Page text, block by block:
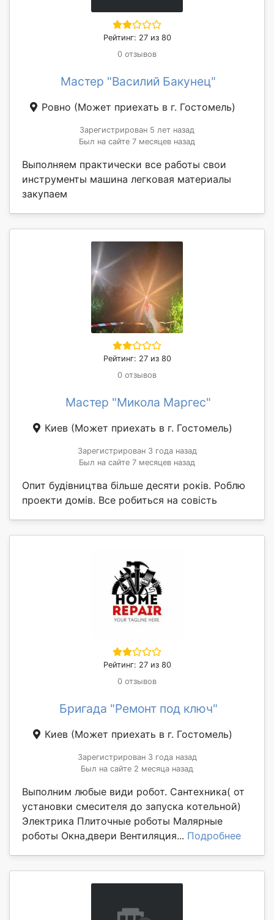
Рейтинг: 27 из 80
0 отзывов
Мастер "Василий Бакунец"
Ровно (Может приехать в г. Гостомель)
Зарегистрирован 5 лет назад
Был на сайте 7 месяцев назад
Выполняем практически все работы свои
инструменты машина легковая материалы
закупаем
Рейтинг: 27 из 80
0 отзывов
Мастер "Микола Маргес"
Киев (Может приехать в г. Гостомель)
Зарегистрирован 3 года назад
Был на сайте 7 месяцев назад
Опит будівництва більше десяти років. Роблю
проекти домів. Все робиться на совість
Рейтинг: 27 из 80
0 отзывов
Бригада "Ремонт под ключ"
Киев (Может приехать в г. Гостомель)
Зарегистрирован 3 года назад
Был на сайте 2 месяца назад
Выполним любые види робот. Сантехника( от
установки смесителя до запуска котельной)
Электрика Плиточные роботы Малярные
роботы Окна,двери Вентиляция... Подробнее